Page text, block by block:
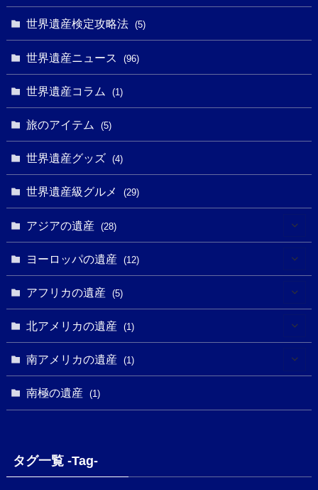
(5)
(18)
(3)
(7)
(4)
(2)
(5)
(16)
(62)
(2)
(1)
(5)
(2)
(2)
(1)
(27)
(10)
(7)
(2)
(9)
(3)
(5)
(19)
(8)
世界遺産検定攻略法 (5)
世界遺産ニュース (96)
世界遺産コラム (1)
旅のアイテム (5)
世界遺産グッズ (4)
世界遺産級グルメ (29)
アジアの遺産 (28)
(1)
(1)
(18)
ヨーロッパの遺産 (12)
(2)
(1)
(1)
(2)
アフリカの遺産 (5)
(3)
北アメリカの遺産 (1)
(1)
(1)
南アメリカの遺産 (1)
南極の遺産 (1)
タグ一覧 -Tag-